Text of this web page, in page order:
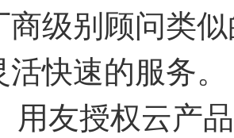
商级别顾问类
活快速的服务
授权云产品